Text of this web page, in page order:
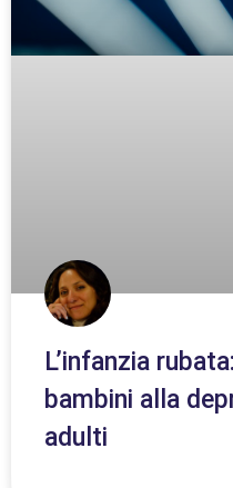
L’infanzia
bambini alla
adulti